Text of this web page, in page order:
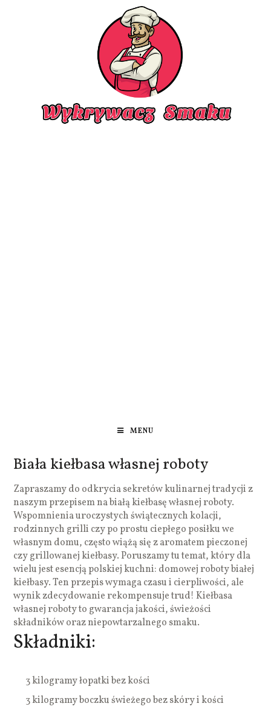
MENU
Biała kiełbasa własnej roboty
Zapraszamy do odkrycia sekretów kulinarnej tradycji z
naszym przepisem na białą kiełbasę własnej roboty.
Wspomnienia uroczystych świątecznych kolacji,
rodzinnych grilli czy po prostu ciepłego posiłku we
własnym domu, często wiążą się z aromatem pieczonej
czy grillowanej kiełbasy. Poruszamy tu temat, który dla
wielu jest esencją polskiej kuchni: domowej roboty białej
kiełbasy. Ten przepis wymaga czasu i cierpliwości, ale
wynik zdecydowanie rekompensuje trud! Kiełbasa
własnej roboty to gwarancja jakości, świeżości
składników oraz niepowtarzalnego smaku.
Składniki:
3 kilogramy łopatki bez kości
3 kilogramy boczku świeżego bez skóry i kości